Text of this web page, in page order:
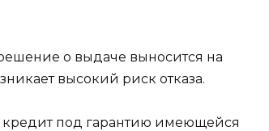
о выдаче выносится на
высокий риск отказа.
кредит под гарантию имеющейся